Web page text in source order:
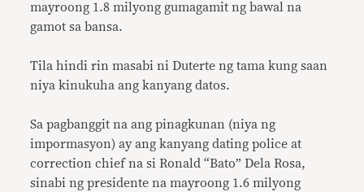
mayroong 1.8 milyong gumagamit ng bawal na
gamot sa bansa.
Tila hindi rin masabi ni Duterte ng tama kung saan
niya kinukuha ang kanyang datos.
Sa pagbanggit na ang pinagkunan (niya ng
impormasyon) ay ang kanyang dating police at
correction chief na si Ronald “Bato” Dela Rosa,
sinabi ng presidente na mayroong 1.6 milyong